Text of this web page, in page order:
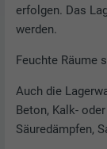
erfolgen. Das
werden.
Feuchte Räume
Auch die
Beton, Kalk-
Säuredämpfen,